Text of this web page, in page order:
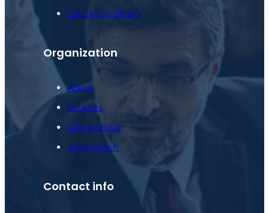
Education Board
Organization
About
Courses
Appreciation
Association
Contact info